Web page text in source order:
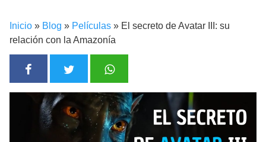
Inicio » Blog » Películas » El secreto de Avatar III: su
relación con la Amazonía